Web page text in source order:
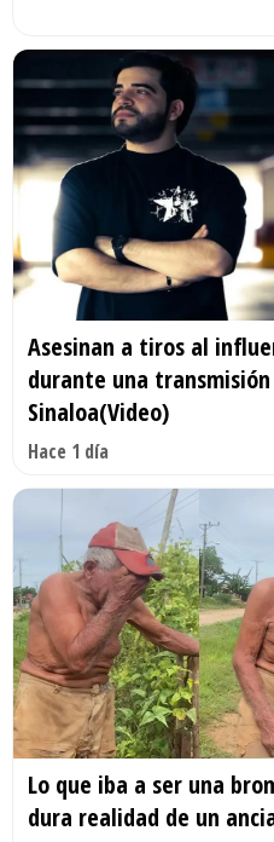
Asesinan a tiros al
durante una
Sinaloa(Video)
Hace 1 día
Lo que iba a ser una
dura realidad de un